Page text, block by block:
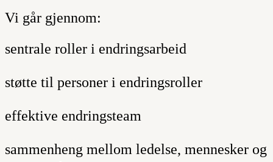
Vi går gjennom:
sentrale roller i endringsarbeid
støtte til personer i endringsroller
effektive endringsteam
sammenheng mellom ledelse, mennesker og